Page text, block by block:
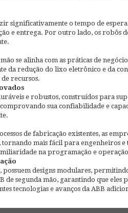
significativamente o tempo de
e entrega. Por outro lado, os robôs
se alinha com as práticas de
da redução do lixo eletrônico e da
recursos.
e robustos, construídos para
sua confiabilidade e
de fabricação existentes, as
mais fácil para engenheiros e
na programação e
possuem designs modulares,
segunda mão, garantindo que eles
tecnologias e avanços da ABB